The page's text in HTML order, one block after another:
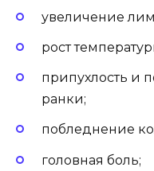
увеличение
рост
припухлость и
ранки;
побледнение
головная боль;